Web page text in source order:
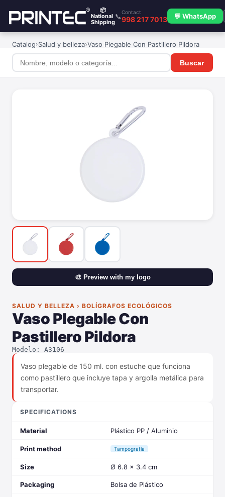
📦
National
Shipping
📞
Contact
998 217 7013 💬 WhatsApp
Catalog›Salud y belleza›Vaso Plegable Con Pastillero Pildora
Buscar
🎨 Preview with my logo
SALUD Y BELLEZA › BOLÍGRAFOS ECOLÓGICOS
Vaso Plegable Con
Pastillero Pildora
Modelo: A3106
Vaso plegable de 150 ml. con estuche que funciona
como pastillero que incluye tapa y argolla metálica para
transportar.
SPECIFICATIONS
Material Plástico PP / Aluminio
Print method Tampografía
Size Ø 6.8 x 3.4 cm
Packaging Bolsa de Plástico